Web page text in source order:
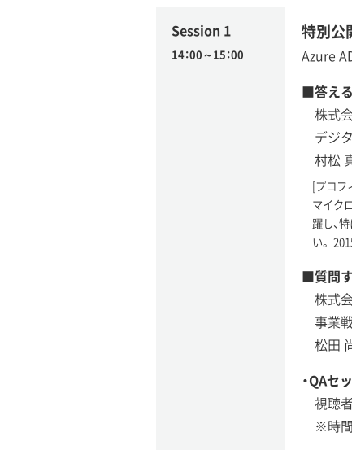
Session 1
14：00～15：00
特別公
Azure
■答え
株式
デジ
村松
[プロフ
マイク
躍し、
い。
■質問
株式
事業
松田
・QAセ
視聴
※時